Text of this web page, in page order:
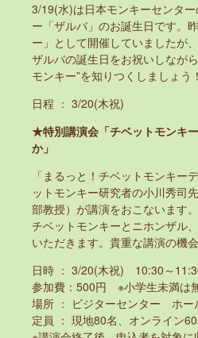
3/19(水)は日本モンキーセンタ
ー「ザルバ」のお誕生日です。
ー」として開催していましたが
ザルバの誕生日をお祝いしなが
モンキー”を知りつくしましょう！
日程 ： 3/20(木祝)
★特別講演会「チベットモンキ
か」
「まるっと！チベットモンキー
ットモンキー研究者の小川秀司
部教授）が講演をおこないます。
チベットモンキーとニホンザル
いただきます。貴重な講演の機
日時 ： 3/20(木祝) 10:30～
参加費：500円 ※小学生未満は
場所 ： ビジターセンター ホー
定員 ： 現地80名、オンライン